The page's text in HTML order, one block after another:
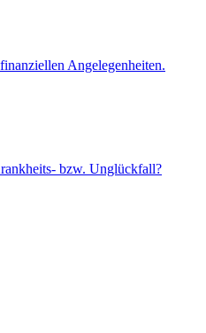
Angelegenheiten.
bzw. Unglückfall?